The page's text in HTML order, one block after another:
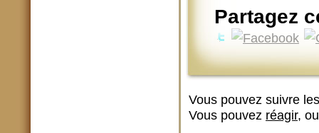
Partagez
Vous pouvez suivre
Vous pouvez réagir,